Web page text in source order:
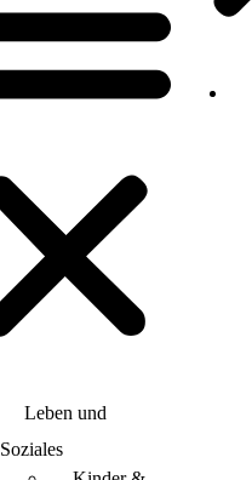
Leben und
Soziales